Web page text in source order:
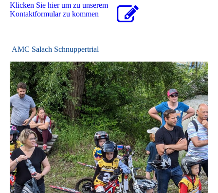
Klicken Sie hier um zu unserem
Kon­takt­for­mu­lar zu kommen
AMC Salach Schnuppertrial